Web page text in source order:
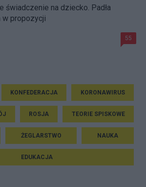
świadczenie na dziecko. Padła
w propozycji
55
KONFEDERACJA KORONAWIRUS
ROSJA TEORIE SPISKOWE
ŻEGLARSTWO NAUKA
EDUKACJA